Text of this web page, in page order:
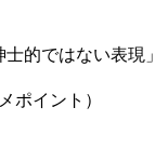
的ではない表現」
ポイント）